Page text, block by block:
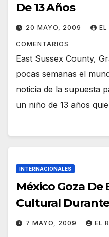
De 13 Años
20 MAYO, 2009 EL
COMENTARIOS
East Sussex County,
pocas semanas el
noticia de la supuesta
un niño de 13 años
INTERNACIONALES
México Goza
Cultural
7 MAYO, 2009 EL